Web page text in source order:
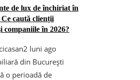
de lux de închiriat în
caută clienții
companiile în 2026?
2 luni ago
din București
o perioadă de